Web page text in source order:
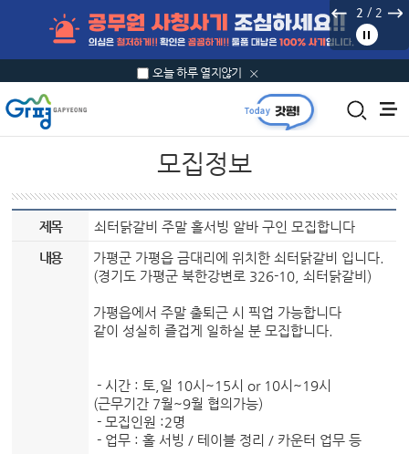
2 / 2
오늘 하루 열지않기
모집정보
제목
쇠터닭갈비 주말 홀서빙 알바 구인 모집합니다
내용
가평군 가평읍 금대리에 위치한 쇠터닭갈비 입니다.
(경기도 가평군 북한강변로 326-10, 쇠터닭갈비)
가평읍에서 주말 출퇴근 시 픽업 가능합니다
같이 성실히 즐겁게 일하실 분 모집합니다.
- 시간 : 토,일 10시~15시 or 10시~19시
(근무기간 7월~9월 협의가능)
- 모집인원 :2명
- 업무 : 홀 서빙 / 테이블 정리 / 카운터 업무 등